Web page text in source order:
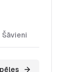
Šāvieni